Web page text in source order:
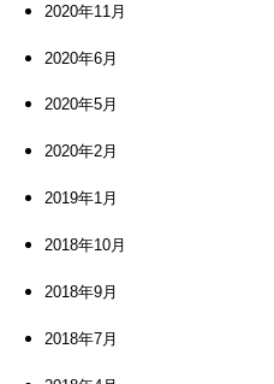
2020年11月
2020年6月
2020年5月
2020年2月
2019年1月
2018年10月
2018年9月
2018年7月